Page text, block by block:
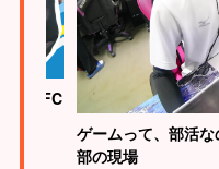
eスポーツ
滋賀らしさが
たSHIGA輝く障